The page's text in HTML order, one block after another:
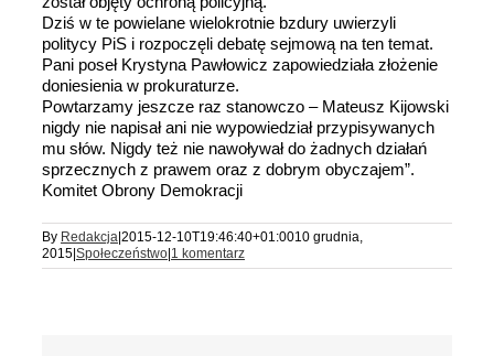
Dziś w te powielane wielokrotnie bzdury uwierzyli
politycy PiS i rozpoczęli debatę sejmową na ten temat.
Pani poseł Krystyna Pawłowicz zapowiedziała złożenie
doniesienia w prokuraturze.
Powtarzamy jeszcze raz stanowczo – Mateusz Kijowski
nigdy nie napisał ani nie wypowiedział przypisywanych
mu słów. Nigdy też nie nawoływał do żadnych działań
sprzecznych z prawem oraz z dobrym obyczajem”.
Komitet Obrony Demokracji
By Redakcja|2015-12-10T19:46:40+01:0010 grudnia,
2015|Społeczeństwo|1 komentarz